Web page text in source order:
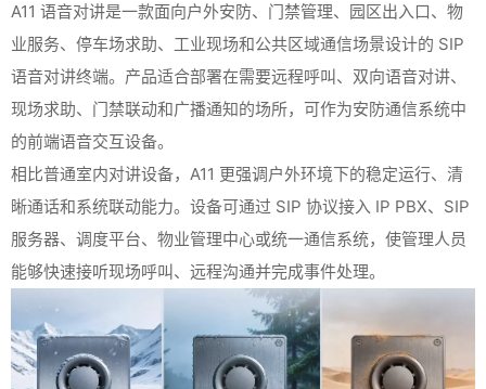
A11 语音对讲是一款面向户外安防、门禁管理、园区出入口、物
业服务、停车场求助、工业现场和公共区域通信场景设计的 SIP
语音对讲终端。产品适合部署在需要远程呼叫、双向语音对讲、
现场求助、门禁联动和广播通知的场所，可作为安防通信系统中
的前端语音交互设备。
相比普通室内对讲设备，A11 更强调户外环境下的稳定运行、清
晰通话和系统联动能力。设备可通过 SIP 协议接入 IP PBX、SIP
服务器、调度平台、物业管理中心或统一通信系统，使管理人员
能够快速接听现场呼叫、远程沟通并完成事件处理。